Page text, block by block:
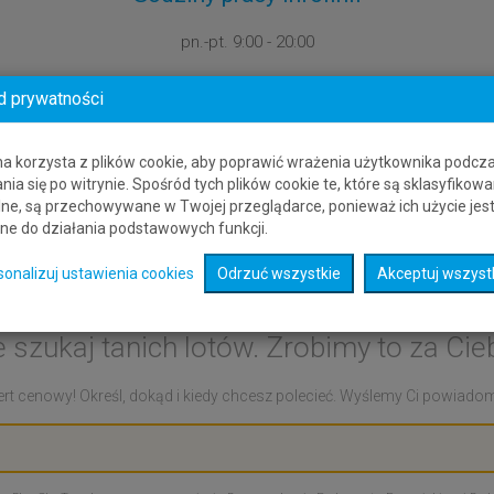
pn.-pt. 9:00 - 20:00
cenowy: Quepos -
szukaj tanich lotów. Zrobimy to za
cenowy! Określ, dokąd i kiedy chcesz polecieć. Wyślemy Ci
prywatności
korzysta z plików cookie, aby poprawić wrażenia użytkownika
się po witrynie. Spośród tych plików cookie te, które są
są przechowywane w Twojej przeglądarce, ponieważ ich użycie jest
do działania podstawowych funkcji.
ustawienia cookies Odrzuć wszystkie Akceptuj